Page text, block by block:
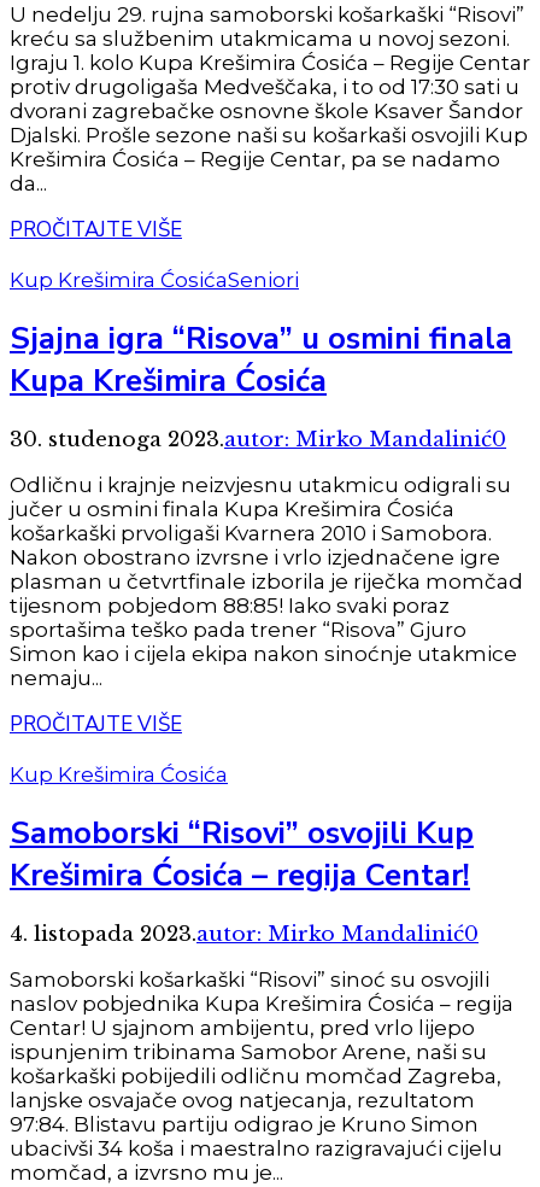
U nedelju 29. rujna samoborski košarkaški “Risovi”
kreću sa službenim utakmicama u novoj sezoni.
Igraju 1. kolo Kupa Krešimira Ćosića – Regije Centar
protiv drugoligaša Medveščaka, i to od 17:30 sati u
dvorani zagrebačke osnovne škole Ksaver Šandor
Djalski. Prošle sezone naši su košarkaši osvojili Kup
Krešimira Ćosića – Regije Centar, pa se nadamo
da...
PROČITAJTE VIŠE
Kup Krešimira ĆosićaSeniori
Sjajna igra “Risova” u osmini finala
Kupa Krešimira Ćosića
30. studenoga 2023.autor: Mirko Mandalinić0
Odličnu i krajnje neizvjesnu utakmicu odigrali su
jučer u osmini finala Kupa Krešimira Ćosića
košarkaški prvoligaši Kvarnera 2010 i Samobora.
Nakon obostrano izvrsne i vrlo izjednačene igre
plasman u četvrtfinale izborila je riječka momčad
tijesnom pobjedom 88:85! Iako svaki poraz
sportašima teško pada trener “Risova” Gjuro
Simon kao i cijela ekipa nakon sinoćnje utakmice
nemaju...
PROČITAJTE VIŠE
Kup Krešimira Ćosića
Samoborski “Risovi” osvojili Kup
Krešimira Ćosića – regija Centar!
4. listopada 2023.autor: Mirko Mandalinić0
Samoborski košarkaški “Risovi” sinoć su osvojili
naslov pobjednika Kupa Krešimira Ćosića – regija
Centar! U sjajnom ambijentu, pred vrlo lijepo
ispunjenim tribinama Samobor Arene, naši su
košarkaški pobijedili odličnu momčad Zagreba,
lanjske osvajače ovog natjecanja, rezultatom
97:84. Blistavu partiju odigrao je Kruno Simon
ubacivši 34 koša i maestralno razigravajući cijelu
momčad, a izvrsno mu je...